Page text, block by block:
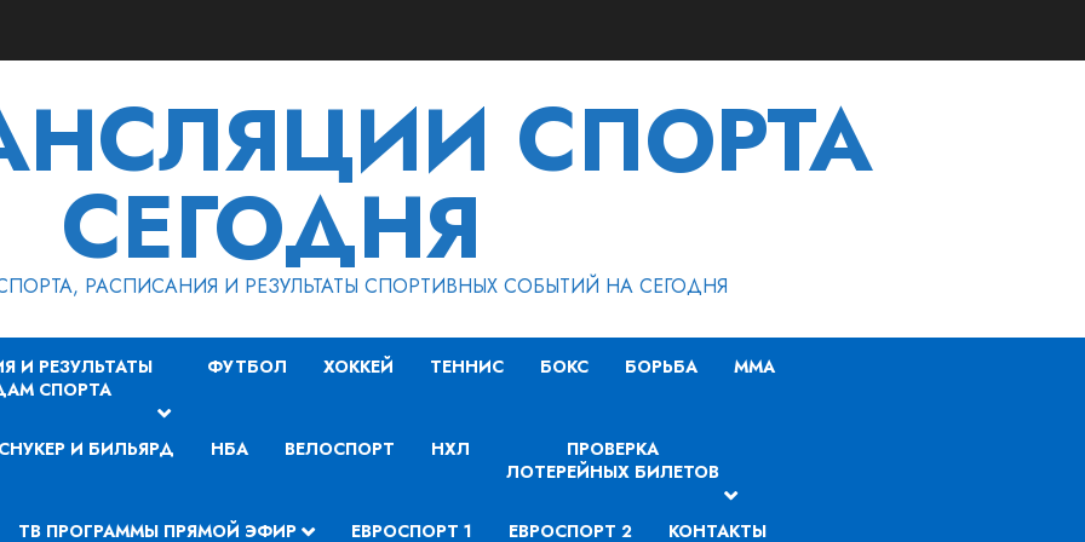
СПОРТА
СЕГОДНЯ
РАСПИСАНИЯ И РЕЗУЛЬТАТЫ СПОРТИВНЫХ СОБЫТИЙ НА СЕГОДНЯ
И РЕЗУЛЬТАТЫ
СПОРТА
ФУТБОЛ ХОККЕЙ ТЕННИС БОКС БОРЬБА MMA
СНУКЕР И БИЛЬЯРД НБА ВЕЛОСПОРТ НХЛ
ПРОВЕРКА
ЛОТЕРЕЙНЫХ БИЛЕТОВ
ТВ ПРОГРАММЫ ПРЯМОЙ ЭФИР ЕВРОСПОРТ 1 ЕВРОСПОРТ 2 КОНТАКТЫ